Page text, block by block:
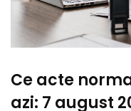
Ce acte
azi: 7 august